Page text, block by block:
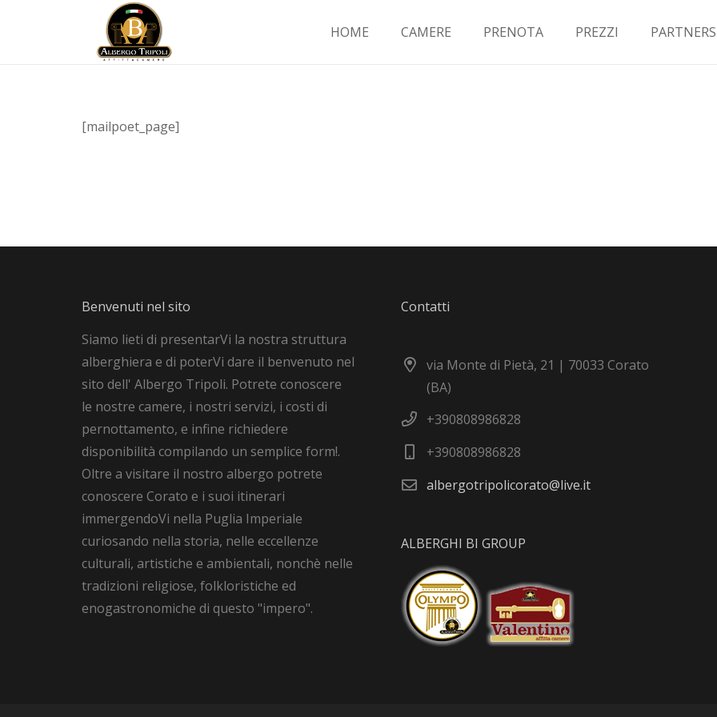
HOME CAMERE PRENOTA PREZZI PARTNERS
[mailpoet_page]
Benvenuti nel sito
Siamo lieti di presentarVi la nostra struttura
alberghiera e di poterVi dare il benvenuto nel
sito dell' Albergo Tripoli. Potrete conoscere
le nostre camere, i nostri servizi, i costi di
pernottamento, e infine richiedere
disponibilità compilando un semplice form!.
Oltre a visitare il nostro albergo potrete
conoscere Corato e i suoi itinerari
immergendoVi nella Puglia Imperiale
curiosando nella storia, nelle eccellenze
culturali, artistiche e ambientali, nonchè nelle
tradizioni religiose, folkloristiche ed
enogastronomiche di questo "impero".
Contatti
via Monte di Pietà, 21 | 70033 Corato
(BA)
+390808986828
+390808986828
albergotripolicorato@live.it
ALBERGHI BI GROUP